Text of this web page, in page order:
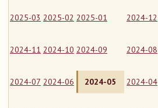
2025-03 2025-02 2025-01 2024-12
2024-11 2024-10 2024-09 2024-08
2024-07 2024-06 2024-05 2024-04